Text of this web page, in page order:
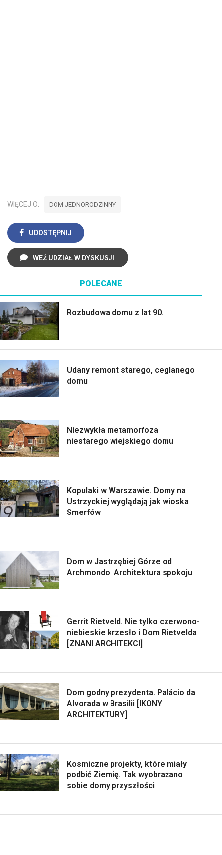
WIĘCEJ O: DOM JEDNORODZINNY
UDOSTĘPNIJ
WEŹ UDZIAŁ W DYSKUSJI
POLECANE
Rozbudowa domu z lat 90.
Udany remont starego, ceglanego
domu
Niezwykła metamorfoza
niestarego wiejskiego domu
Kopulaki w Warszawie. Domy na
Ustrzyckiej wyglądają jak wioska
Smerfów
Dom w Jastrzębiej Górze od
Archmondo. Architektura spokoju
Gerrit Rietveld. Nie tylko czerwono-
niebieskie krzesło i Dom Rietvelda
[ZNANI ARCHITEKCI]
Dom godny prezydenta. Palácio da
Alvorada w Brasilii [IKONY
ARCHITEKTURY]
Kosmiczne projekty, które miały
podbić Ziemię. Tak wyobrażano
sobie domy przyszłości